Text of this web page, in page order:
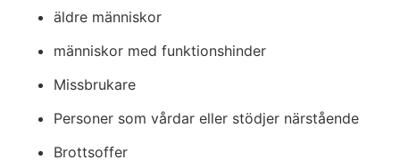
äldre människor
människor med funktionshinder
Missbrukare
Personer som vårdar eller stödjer närstående
Brottsoffer